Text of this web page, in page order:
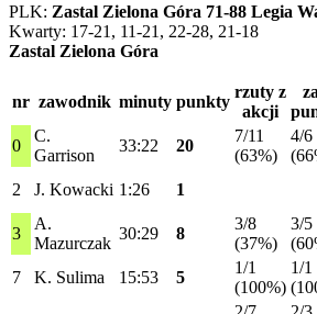
PLK: Zastal Zielona Góra 71-88 Legia
Kwarty: 17-21, 11-21, 22-28, 21-18
Zastal Zielona Góra
nr zawodnik minuty punkty
rzuty z
akcji
0
C.
Garrison
33:22 20
7/11
(63%)
4/6
2 J. Kowacki 1:26 1
3
A.
Mazurczak
30:29 8
3/8
(37%)
3/5
7 K. Sulima 15:53 5
1/1
(100%)
1/1